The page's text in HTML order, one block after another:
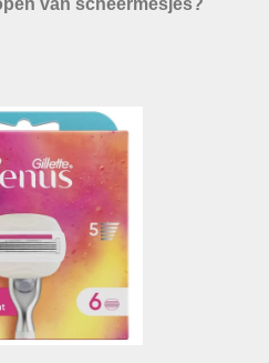
van scheermesjes?